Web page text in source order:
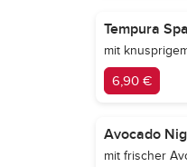
Tempura
mit
6,90 €
Avocado
mit frischer